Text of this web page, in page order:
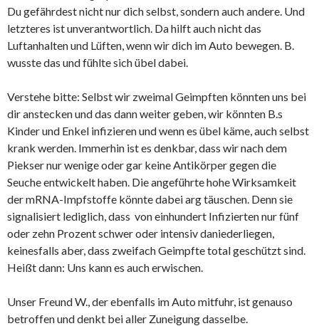
Du gefährdest nicht nur dich selbst, sondern auch andere. Und
letzteres ist unverantwortlich. Da hilft auch nicht das
Luftanhalten und Lüften, wenn wir dich im Auto bewegen. B.
wusste das und fühlte sich übel dabei.
Verstehe bitte: Selbst wir zweimal Geimpften könnten uns bei
dir anstecken und das dann weiter geben, wir könnten B.s
Kinder und Enkel infizieren und wenn es übel käme, auch selbst
krank werden. Immerhin ist es denkbar, dass wir nach dem
Piekser nur wenige oder gar keine Antikörper gegen die
Seuche entwickelt haben. Die angeführte hohe Wirksamkeit
der mRNA-Impfstoffe könnte dabei arg täuschen. Denn sie
signalisiert lediglich, dass von einhundert Infizierten nur fünf
oder zehn Prozent schwer oder intensiv daniederliegen,
keinesfalls aber, dass zweifach Geimpfte total geschützt sind.
Heißt dann: Uns kann es auch erwischen.
Unser Freund W., der ebenfalls im Auto mitfuhr, ist genauso
betroffen und denkt bei aller Zuneigung dasselbe.